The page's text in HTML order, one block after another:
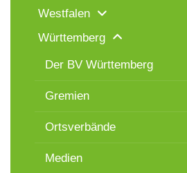
Westfalen
Württemberg
Der BV Württemberg
Gremien
Ortsverbände
Medien